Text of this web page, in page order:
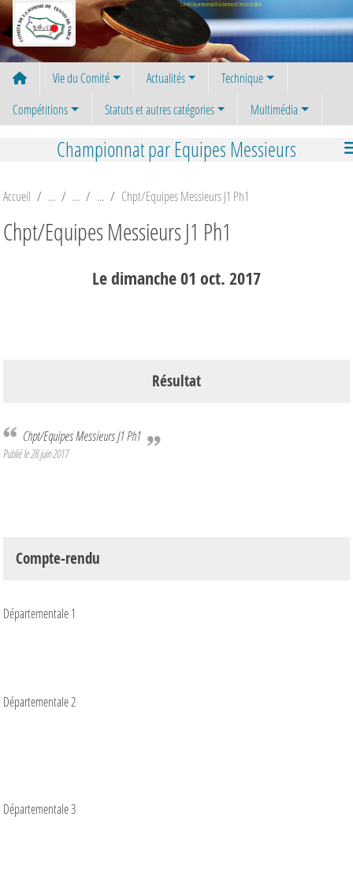
Comité Départemental de la Somme de Tennis de Table
Vie du Comité Actualités
Technique
Compétitions
Statuts et autres catégories Multimédia
Championnat par Equipes Messieurs
Accueil Chpt/Equipes Messieurs J1 Ph1
Chpt/Equipes Messieurs J1 Ph1
Ledimanche01 oct.2017
Résultat
Chpt/Equipes Messieurs J1 Ph1
Publié le28 juin 2017
Compte-rendu
Départementale 1
Départementale 2
Départementale 3
Panneau de gestion des cookies